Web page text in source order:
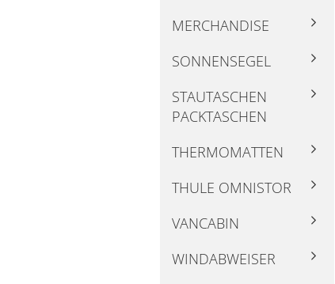
MERCHANDISE
SONNENSEGEL
STAUTASCHEN
PACKTASCHEN
THERMOMATTEN
THULE OMNISTOR
VANCABIN
WINDABWEISER